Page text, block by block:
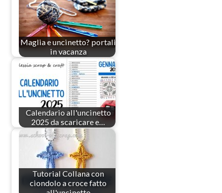
Maglia e uncinetto? portali
in vacanza
Calendario all'uncinetto
2025 da scaricare e…
Tutorial Collana con
ciondolo a croce fatto